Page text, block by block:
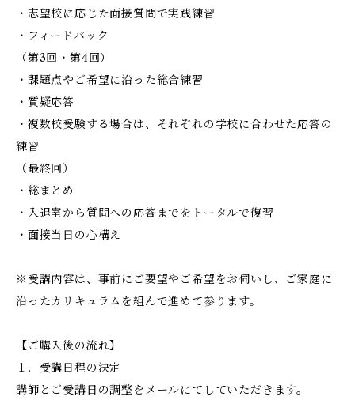
・志望校に応じた面接質問で実践練習
・フィードバック
（第3回・第4回）
・課題点やご希望に沿った総合練習
・質疑応答
・複数校受験する場合は、それぞれの学校に合わせた応答の
練習
（最終回）
・総まとめ
・入退室から質問への応答までをトータルで復習
・面接当日の心構え
※受講内容は、事前にご要望やご希望をお伺いし、ご家庭に
沿ったカリキュラムを組んで進めて参ります。
【ご購入後の流れ】
１．受講日程の決定
講師とご受講日の調整をメールにてしていただきます。